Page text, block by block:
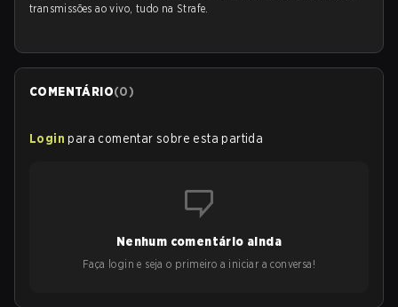
transmissões ao vivo, tudo na Strafe.
COMENTÁRIO(0)
Login para comentar sobre esta partida
Nenhum comentário ainda
Faça login e seja o primeiro a iniciar a conversa!